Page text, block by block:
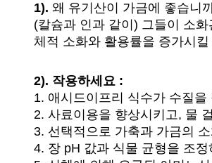
1). 왜 유기산이 가금에 좋습니
(칼슘과 인과 같이) 그들이 소
체적 소화와 활용률을 증가시
2). 작용하세요 :
1. 애시드이프리 식수가 수질
2. 사료이용을 향상시키고, 물
3. 선택적으로 가축과 가금의
4. 장 pH 값과 식물 균형을 조